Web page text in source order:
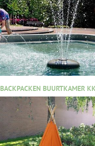
BACKPACKEN BUURTKAMER